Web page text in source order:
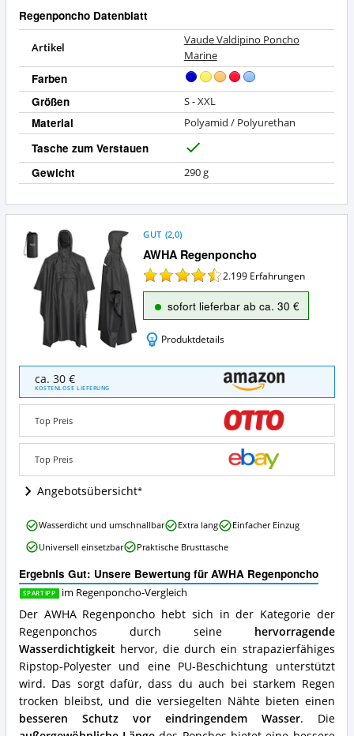
Regenponcho Datenblatt
Artikel
Vaude Valdipino Poncho
Marine
Farben
Größen
S - XXL
Material Polyamid / Polyurethan
Tasche zum Verstauen
a
Gewicht 290 g
AWHA Regenponcho
GUT (2,0)
2.199 Erfahrungen
sofort lieferbar ab ca. 30 €
Produktdetails
Regenponcho
Angebote:
dieser
Regenponcho
erhältlich?
ca. 30 €
KOSTENLOSE LIEFERUNG
Top Preis
Top Preis
Angebotsübersicht
Ergebnis Gut: Unsere Bewertung für AWHA Regenponcho
SPARTIPP im Regenponcho-Vergleich
Der AWHA Regenponcho hebt sich in der Kategorie der
Regenponchos durch seine hervorragende
Wasserdichtigkeithervor, die durch ein strapazierfähiges
Ripstop-Polyester und eine PU-Beschichtung unterstützt
wird. Das sorgt dafür, dass du auch bei starkem Regen
trocken bleibst, und die versiegelten Nähte bieten einen
besseren Schutz vor eindringendem Wasser. Die
AWHA
Regenponcho
Vorteile:
spricht
für
diesen
Regenponcho?
Wasserdicht und umschnallbar Extra lang
Einfacher Einzug
Universell einsetzbar
Praktische Brusttasche